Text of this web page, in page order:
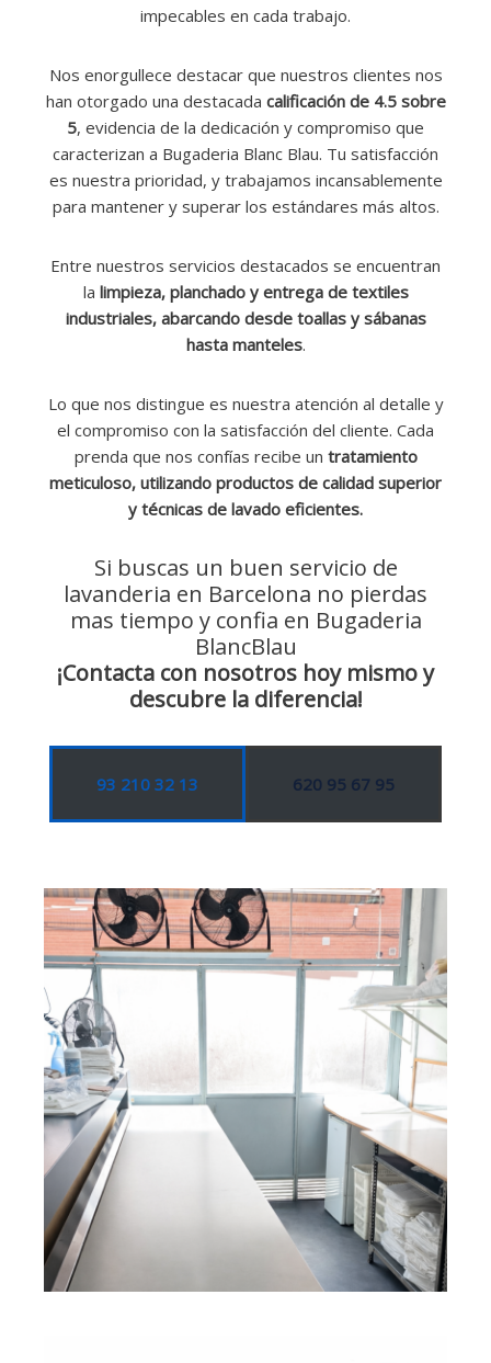
impecables en cada trabajo.
Nos enorgullece destacar que nuestros clientes nos
han otorgado una destacada calificación de 4.5 sobre
5, evidencia de la dedicación y compromiso que
caracterizan a Bugaderia Blanc Blau. Tu satisfacción
es nuestra prioridad, y trabajamos incansablemente
para mantener y superar los estándares más altos.
Entre nuestros servicios destacados se encuentran
la limpieza, planchado y entrega de textiles
industriales, abarcando desde toallas y sábanas
hasta manteles.
Lo que nos distingue es nuestra atención al detalle y
el compromiso con la satisfacción del cliente. Cada
prenda que nos confías recibe un tratamiento
meticuloso, utilizando productos de calidad superior
y técnicas de lavado eficientes.
Si buscas un buen servicio de
lavanderia en Barcelona no pierdas
mas tiempo y confia en Bugaderia
BlancBlau
¡Contacta con nosotros hoy mismo y
descubre la diferencia!
93 210 32 13 620 95 67 95